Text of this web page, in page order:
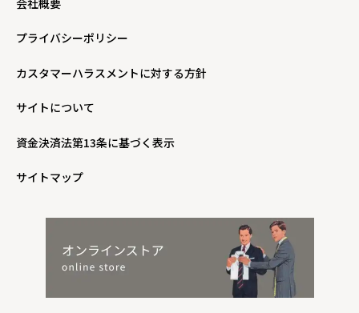
プライバシーポリシー
カスタマーハラスメントに対する方針
サイトについて
資金決済法第13条に基づく表示
サイトマップ